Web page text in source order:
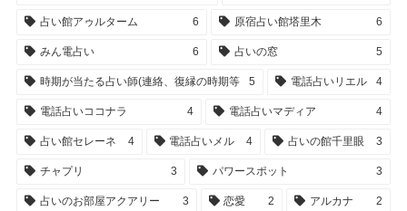
占い館アゥルターム 6 原宿占い館塔里木 6
みん電占い 6 占いの窓 5
時期が当たる占い師(連絡、復縁の時期等 5 電話占いリエル 4
電話占いココナラ 4 電話占いマディア 4
占い館セレーネ 4 電話占いメル 4 占いの館千里眼 3
チャプリ 3 パワースポット 3
占いのお部屋アクアリー 3 恋愛 2 アルカナ 2